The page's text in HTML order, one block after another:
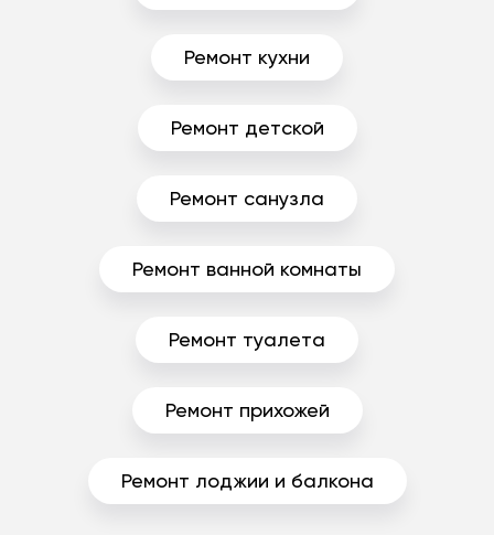
Ремонт кухни
Ремонт детской
Ремонт санузла
Ремонт ванной комнаты
Ремонт туалета
Ремонт прихожей
Ремонт лоджии и балкона